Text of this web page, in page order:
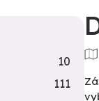
10
111